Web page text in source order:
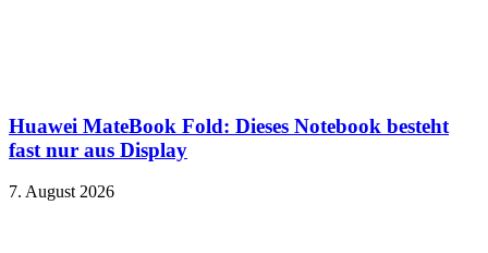
Huawei MateBook Fold: Dieses Notebook besteht
fast nur aus Display
7. August 2026